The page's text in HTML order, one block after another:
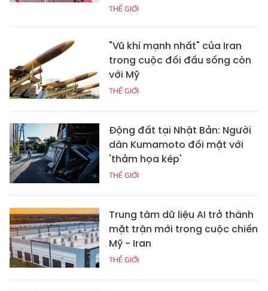
THẾ GIỚI
"Vũ khí mạnh nhất" của Iran
trong cuộc đối đầu sống còn
với Mỹ
THẾ GIỚI
Động đất tại Nhật Bản: Người
dân Kumamoto đối mặt với
'thảm họa kép'
THẾ GIỚI
Trung tâm dữ liệu AI trở thành
mặt trận mới trong cuộc chiến
Mỹ - Iran
THẾ GIỚI